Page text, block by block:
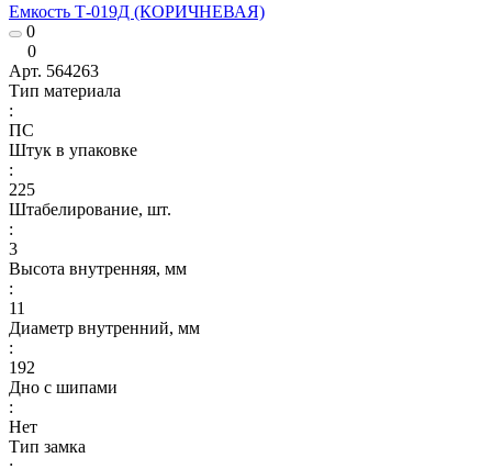
Емкость Т-019Д (КОРИЧНЕВАЯ)
0
0
Арт. 564263
Тип материала
:
ПС
Штук в упаковке
:
225
Штабелирование, шт.
:
3
Высота внутренняя, мм
:
11
Диаметр внутренний, мм
:
192
Дно с шипами
:
Нет
Тип замка